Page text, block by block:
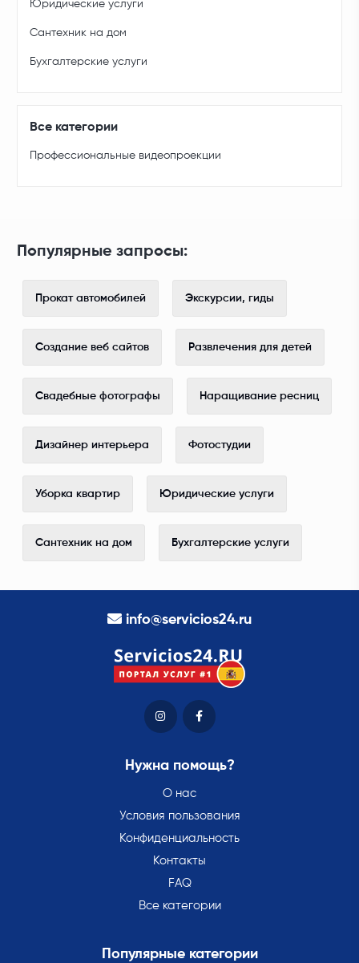
Юридические услуги
Сантехник на дом
Бухгалтерские услуги
Все категории
Профессиональные видеопроекции
Популярные запросы:
Прокат автомобилей Экскурсии, гиды
Создание веб сайтов Развлечения для детей
Свадебные фотографы Наращивание ресниц
Дизайнер интерьера Фотостудии
Уборка квартир Юридические услуги
Сантехник на дом Бухгалтерские услуги
info@servicios24.ru
Нужна помощь?
О нас
Условия пользования
Конфиденциальность
Контакты
FAQ
Все категории
Популярные категории